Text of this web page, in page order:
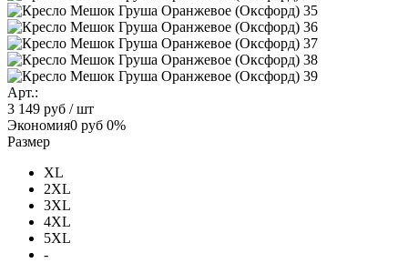
Арт.:
3 149 руб / шт
Экономия0 руб 0%
Размер
XL
2XL
3XL
4XL
5XL
-